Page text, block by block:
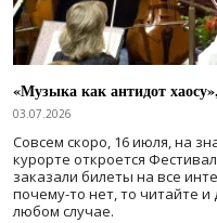
«Музыка как антидот
03.07.2026
Совсем скоро, 16 июля, на
курорте откроется
заказали билеты на все
почему-то нет, то читайте
любом случае.